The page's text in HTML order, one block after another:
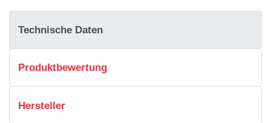
Technische Daten
Produktbewertung
Hersteller